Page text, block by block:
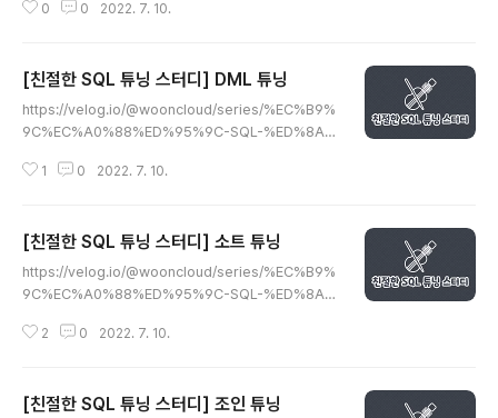
EB%94%94 시리즈 | 친절한 SQL 튜닝 스터디 - woon
스 수직적 탐색, 인덱스 수평적 탐색, 결합 인덱스 등 202
2년 5월 8일 velog.io 통계정보와 비용 계산 원리 선택도
와 카디널리티 선택도 선택도란, 전체 레코드 중에서 조건
으로 검색할 때의 선택도만 살펴보면, 컬럼 값 종류 갯수를
0 0 2022. 7. 10.
[친절한 SQL 튜닝 스터디] DML 튜닝
https://velog.io/@wooncloud/series/%EC%B9%
9C%EC%A0%88%ED%95%9C-SQL-%ED%8A%
EB%94%94 시리즈 | 친절한 SQL 튜닝 스터디 - woon
스 수직적 탐색, 인덱스 수평적 탐색, 결합 인덱스 등 202
2년 5월 8일 velog.io 기본 DML 튜닝 DML 성능에 영
향을 미치는 요소 인덱스 무결성 제약 조건절 서브쿼리 Re
ERT 테이블 레코드를 입력하면 인덱스에도 입력해야 한
1 0 2022. 7. 10.
[친절한 SQL 튜닝 스터디] 소트 튜닝
https://velog.io/@wooncloud/series/%EC%B9%
9C%EC%A0%88%ED%95%9C-SQL-%ED%8A%
EB%94%94 시리즈 | 친절한 SQL 튜닝 스터디 - woon
스 수직적 탐색, 인덱스 수평적 탐색, 결합 인덱스 등 202
2 0 2022. 7. 10.
[친절한 SQL 튜닝 스터디] 조인 튜닝